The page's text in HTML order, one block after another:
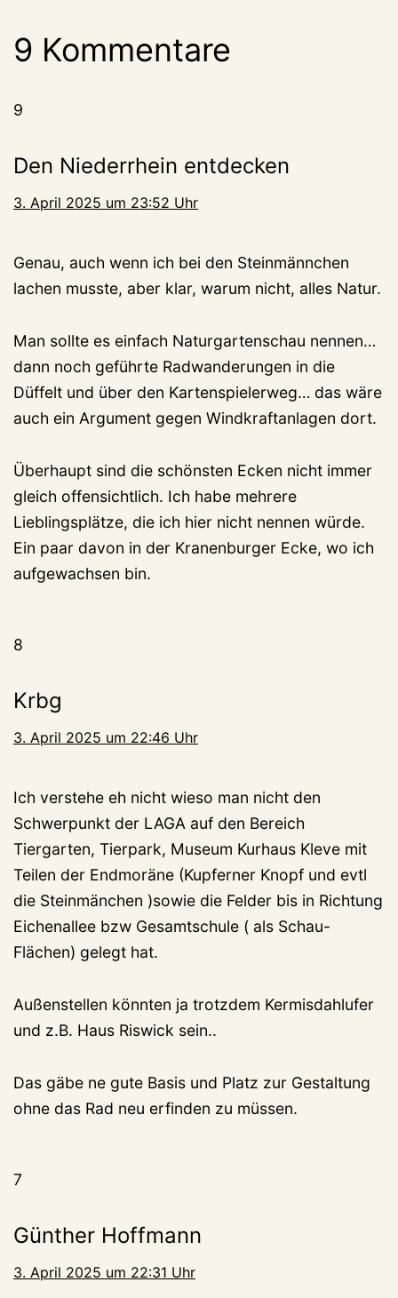
9 Kommentare
9
Den Niederrhein entdecken
3. April 2025 um 23:52 Uhr
Genau, auch wenn ich bei den Steinmännchen
lachen musste, aber klar, warum nicht, alles Natur.
Man sollte es einfach Naturgartenschau nennen…
dann noch geführte Radwanderungen in die
Düffelt und über den Kartenspielerweg… das wäre
auch ein Argument gegen Windkraftanlagen dort.
Überhaupt sind die schönsten Ecken nicht immer
gleich offensichtlich. Ich habe mehrere
Lieblingsplätze, die ich hier nicht nennen würde.
Ein paar davon in der Kranenburger Ecke, wo ich
aufgewachsen bin.
8
Krbg
3. April 2025 um 22:46 Uhr
Ich verstehe eh nicht wieso man nicht den
Schwerpunkt der LAGA auf den Bereich
Tiergarten, Tierpark, Museum Kurhaus Kleve mit
Teilen der Endmoräne (Kupferner Knopf und evtl
die Steinmänchen )sowie die Felder bis in Richtung
Eichenallee bzw Gesamtschule ( als Schau-
Flächen) gelegt hat.
Außenstellen könnten ja trotzdem Kermisdahlufer
und z.B. Haus Riswick sein..
Das gäbe ne gute Basis und Platz zur Gestaltung
ohne das Rad neu erfinden zu müssen.
7
Günther Hoffmann
3. April 2025 um 22:31 Uhr